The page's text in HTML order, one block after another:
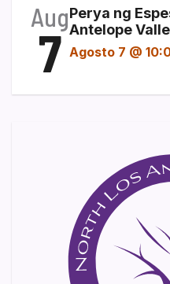
Aug
7
Perya ng
Antelope
Agosto 7 @